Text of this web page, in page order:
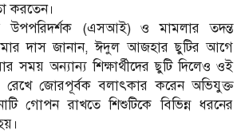
করতেন।
উপপরিদর্শক (এসআই) ও মামলার তদন্ত
দাস জানান, ঈদুল আজহার ছুটির আগে
সময় অন্যান্য শিক্ষার্থীদের ছুটি দিলেও ওই
রেখে জোরপূর্বক বলাৎকার করেন অভিযুক্ত
গোপন রাখতে শিশুটিকে বিভিন্ন ধরনের